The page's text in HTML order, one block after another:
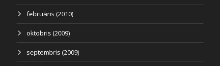
februāris (2010)
oktobris (2009)
septembris (2009)